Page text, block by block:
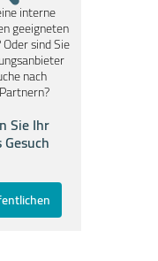
interne
geeigneten
sind Sie
nach
Sie Ihr